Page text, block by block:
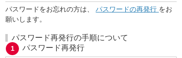
パスワードをお忘れの方は、パスワードの再発行 をお
願いします。
パスワード再発行の手順について
パスワード再発行